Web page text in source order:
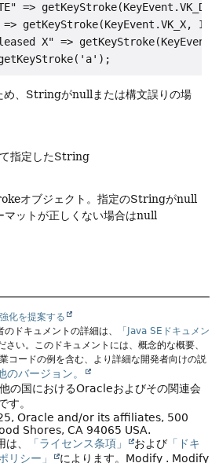
=>
getKeyStroke(KeyEvent.VK_X,
X" =>
め、Stringがnullまたは構文誤りの場
指定したString
オブジェクト。指定のStringがnull
マットが正しくない場合はnull
化を提案する
ドキュメントの詳細は、
「Java SEドキュメン
さい。このドキュメントには、概念的な概要、
コードの例を含む、より詳細な開発者向けの説
のバージョン。
の国におけるOracleおよびその関連会
す。
Oracle and/or its affiliates, 500
Shores, CA 94065 USA.
は、 「ライセンス条項」 および 「ドキ
リシー」
によります。 Modify . Modify